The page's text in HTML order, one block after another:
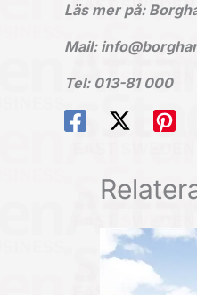
Läs mer på:
Mail:
Tel: 013-81 000